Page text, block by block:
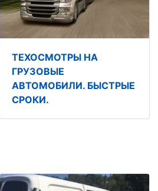
ТЕХОСМОТРЫ НА
ГРУЗОВЫЕ
АВТОМОБИЛИ. БЫСТРЫЕ
СРОКИ.